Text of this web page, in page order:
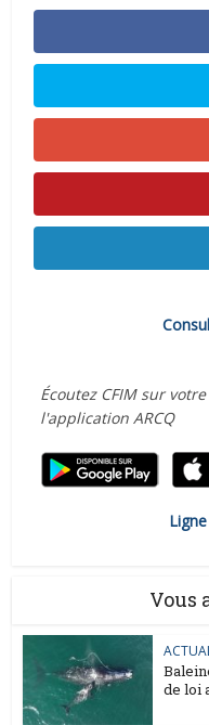
Écoutez CFIM sur
l'application ARCQ
Vous
de loi